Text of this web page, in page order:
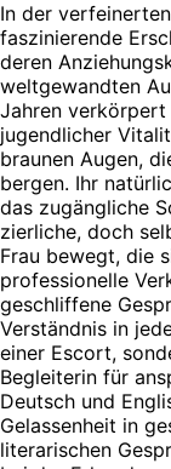
In der
faszinierende
deren
weltgewandten
Jahren
jugendlicher
braunen Augen,
bergen. Ihr
das zugängliche
zierliche, doch
Frau bewegt, die
professionelle
geschliffene
Verständnis in
einer Escort,
Begleiterin für
Deutsch und
Gelassenheit in
literarischen